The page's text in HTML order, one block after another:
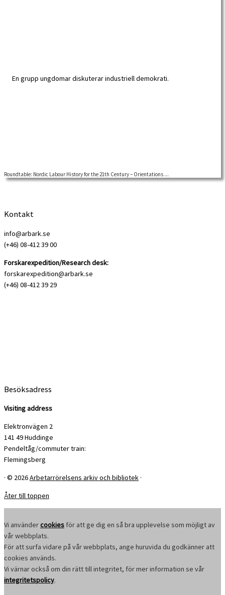
Welcome to a Nordic Labour History Network roundtable There is a renewed
Roundtable: Nordic Labour History for the 21th Century – Orientations ...
Kontakt
info@arbark.se
(+46) 08-412 39 00
Forskarexpedition/Research desk:
forskarexpedition@arbark.se
(+46) 08-412 39 29
Besöksadress
Visiting address
Elektronvägen 2
141 49 Huddinge
Pendeltåg/commuter train:
Flemingsberg
· © 2026Arbetarrörelsens arkiv och bibliotek ·
Åter till toppen
Vi användercookies för att ge dig en så bra upplevelse som möjligt av
vår webbplats.
För att surfa vidare på vår webbplats, ange huruvida du godkänner att
cookies används.
Vi värnar också om din rätt till integritet, för mer information se vår
integritetspolicy.